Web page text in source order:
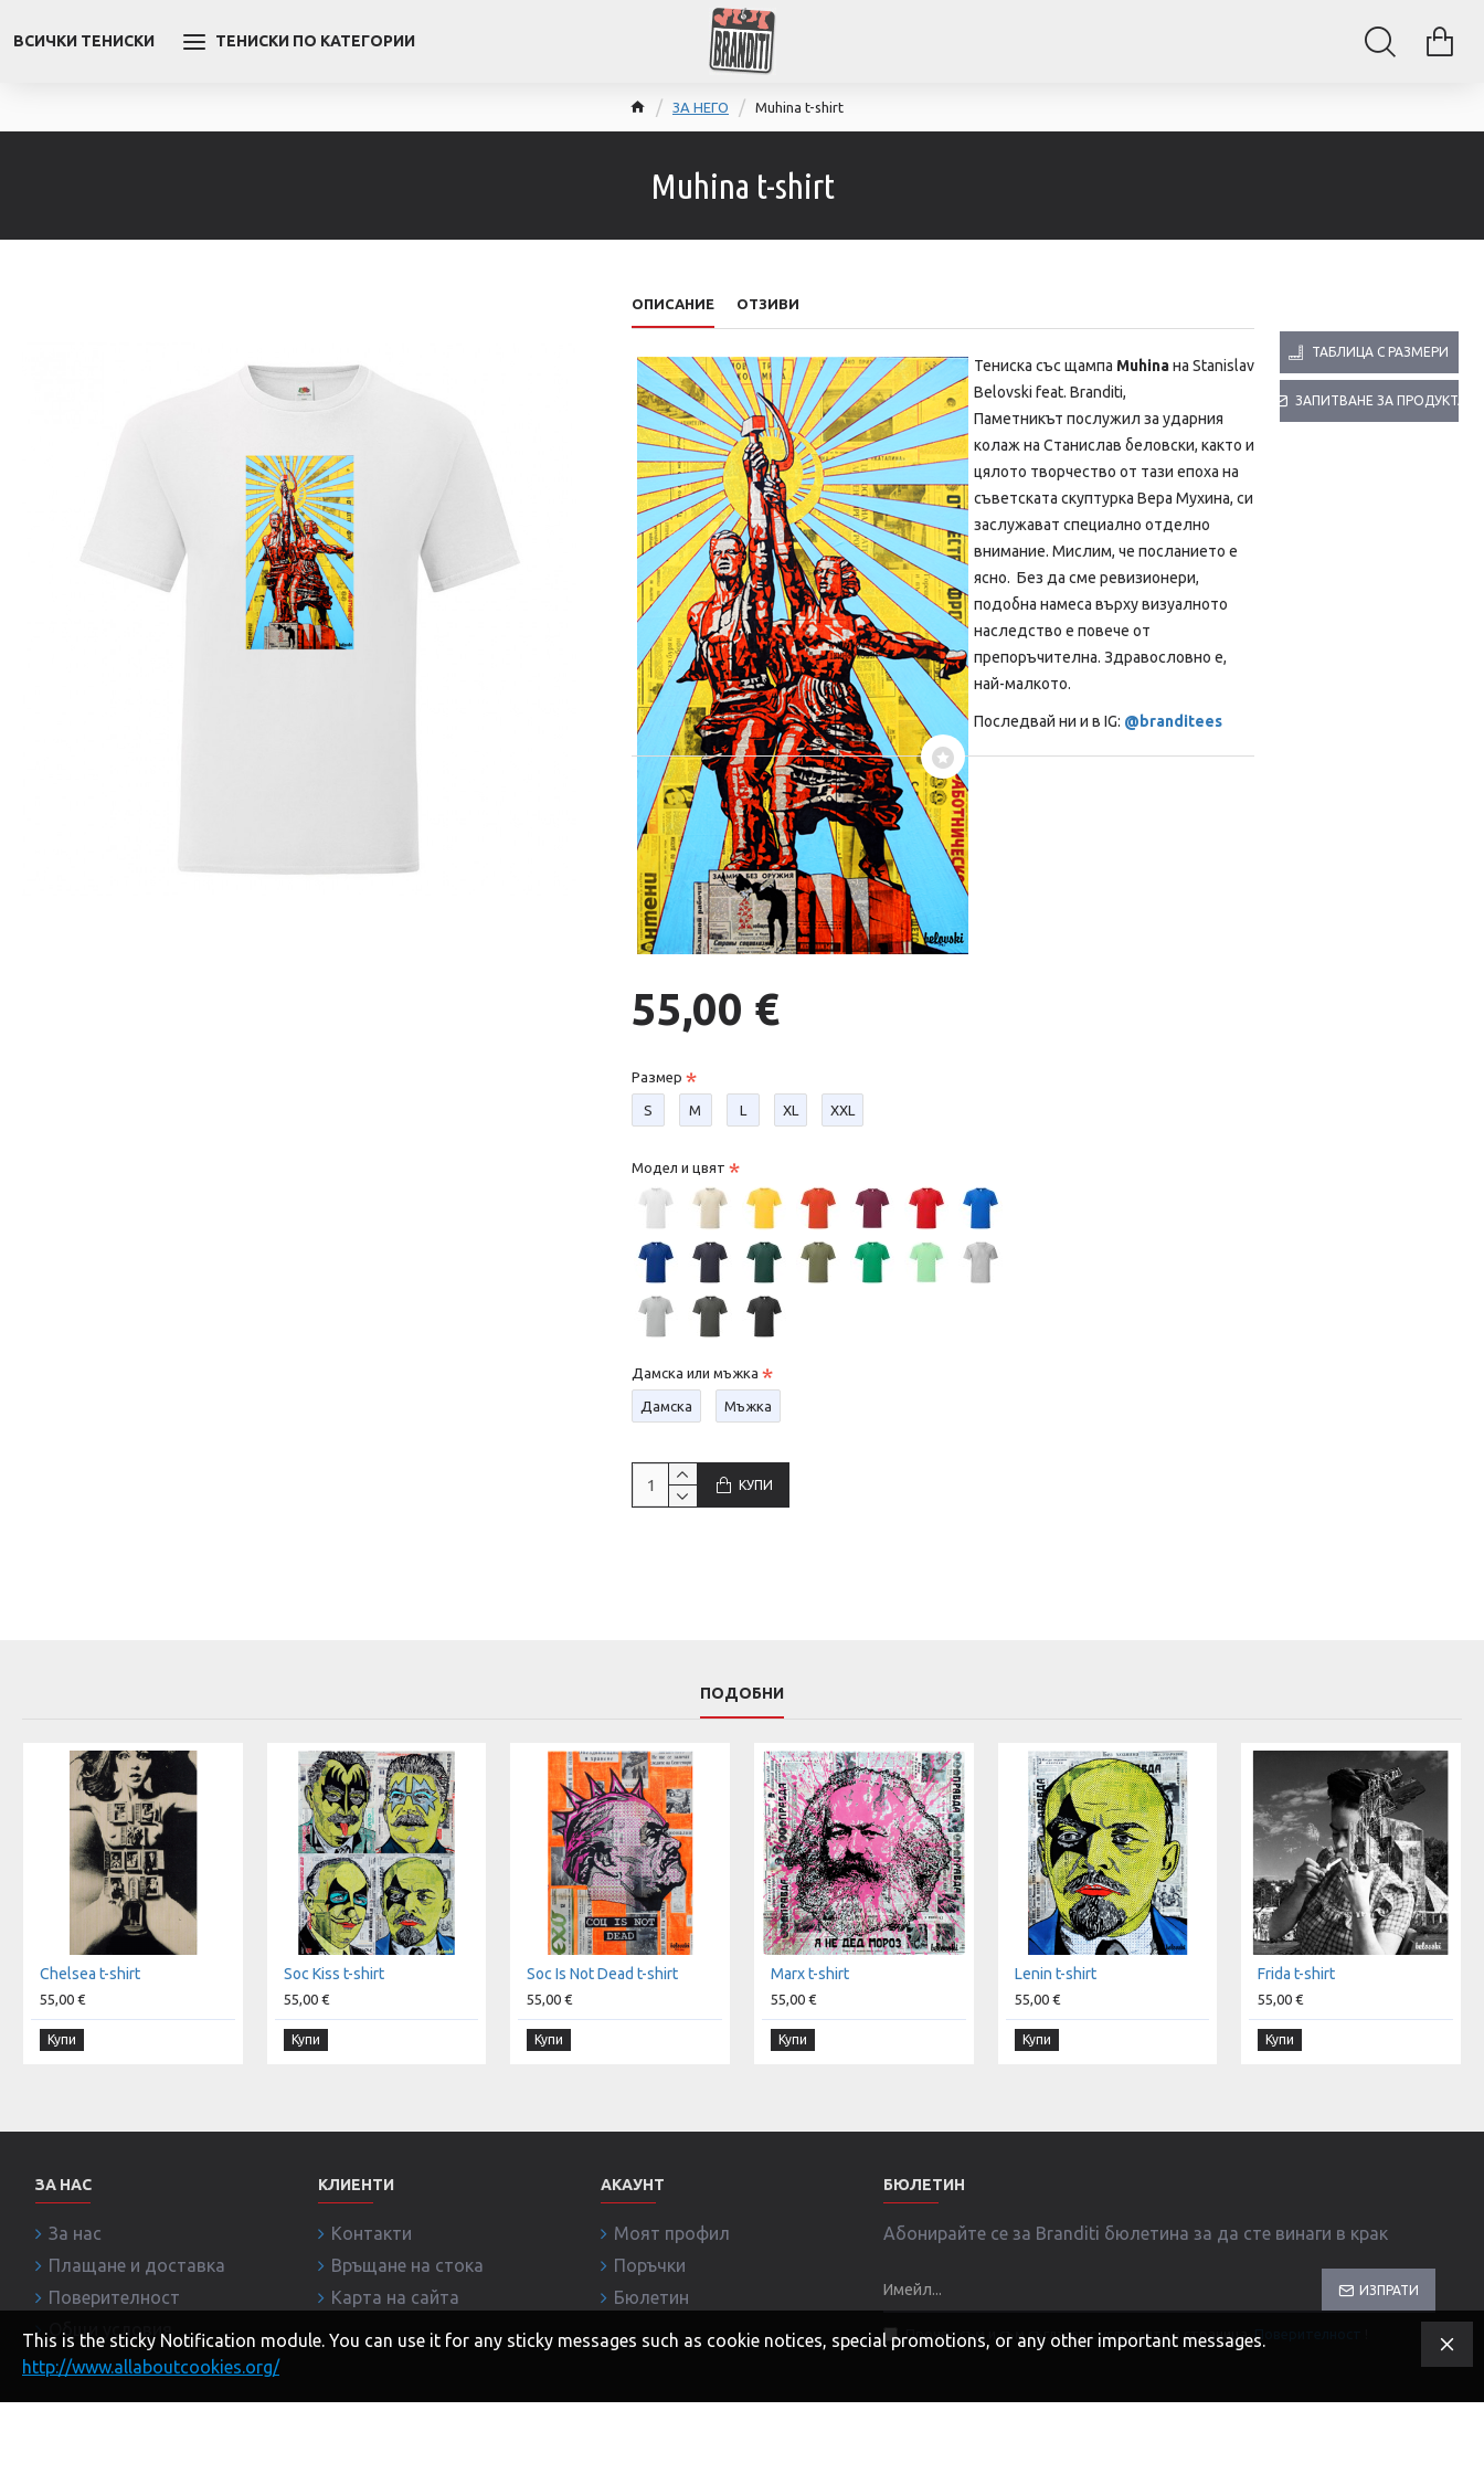
ВСИЧКИ ТЕНИСКИ ТЕНИСКИ ПО КАТЕГОРИИ
ЗА НЕГО Muhina t-shirt
Muhina t-shirt
ОПИСАНИЕ ОТЗИВИ
Тениска със щампа Muhinaна Stanislav
Belovski feat. Branditi,
Паметникът послужил за ударния
колаж на Станислав беловски, както и
цялото творчество от тази епоха на
съветската скуптурка Вера Мухина, си
заслужават специално отделно
внимание. Мислим, че посланието е
ясно. Без да сме ревизионери,
подобна намеса върху визуалното
наследство е повече от
препоръчителна. Здравословно е,
най-малкото.
Последвай ни и в IG: @branditees
ТАБЛИЦА С РАЗМЕРИ
ЗАПИТВАНЕ ЗА ПРОДУКТА
55,00 €
Размер
S М L XL XXL
Модел и цвят
Дамска или мъжка
Дамска Мъжка
КУПИ
ПОДОБНИ
Chelsea t-shirt
55,00 €
Купи
Soc Kiss t-shirt
55,00 €
Купи
Soc Is Not Dead t-shirt
55,00 €
Купи
Marx t-shirt
55,00 €
Купи
Lenin t-shirt
55,00 €
Купи
Frida t-shirt
55,00 €
Купи
ЗА НАС
За нас
Плащане и доставка
Поверителност
Общи условия
КЛИЕНТИ
Контакти
Връщане на стока
Карта на сайта
АКАУНТ
Моят профил
Поръчки
Бюлетин
БЮЛЕТИН
Абонирайте се за Branditi бюлетина за да сте винаги в крак
ИЗПРАТИ
Прочел съм и съм съгласен с условията в страница Поверителност
This is the sticky Notification module. You can use it for any sticky messages such as cookie notices, special promotions, or any other important messages.
http://www.allaboutcookies.org/